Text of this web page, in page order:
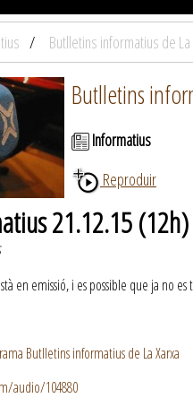
Butlletins informatius de La
Butlletins
Informatius
Reproduir
21.12.15 (12h)
en emissió, i es possible que ja no
Butlletins informatius de La Xarxa
audio/104880